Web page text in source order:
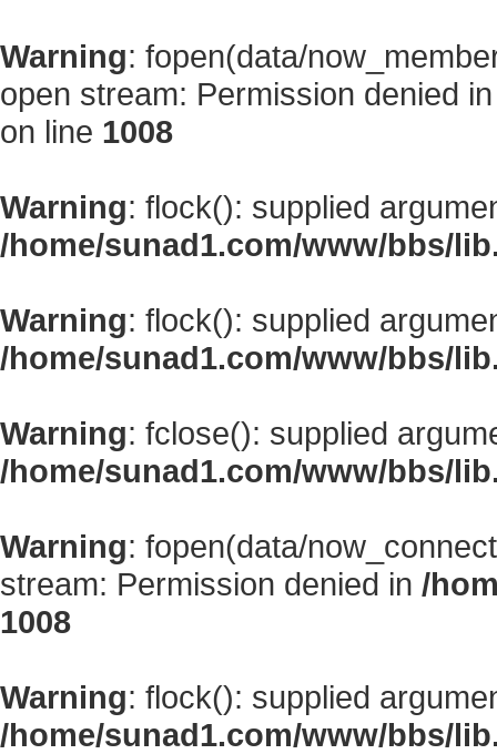
Warning: fopen(data/
open stream: Permission denied
on line 1008
Warning: flock(): supplied
/home/sunad1.com/www/bbs/
Warning: flock(): supplied
/home/sunad1.com/www/bbs/
Warning: fclose(): supplied
/home/sunad1.com/www/bbs/
Warning: fopen(data/
stream: Permission denied in /
1008
Warning: flock(): supplied
/home/sunad1.com/www/bbs/